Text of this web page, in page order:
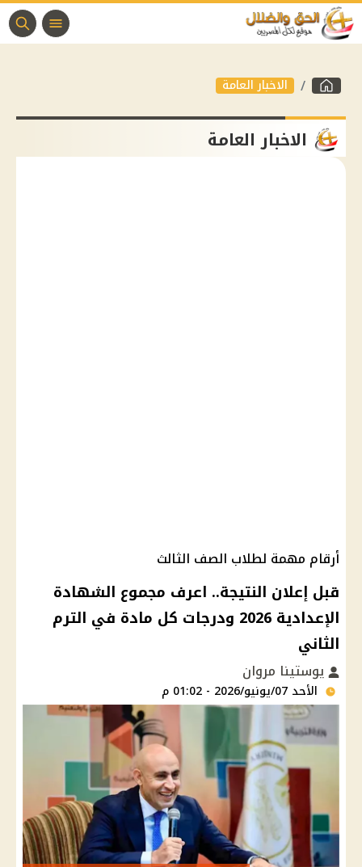
الاخبار العامة
الاخبار العامة
أرقام مهمة لطلاب الصف الثالث
قبل إعلان النتيجة.. اعرف مجموع الشهادة
الإعدادية 2026 ودرجات كل مادة في الترم
الثاني
يوستينا مروان
الأحد 07/يونيو/2026 - 01:02 م